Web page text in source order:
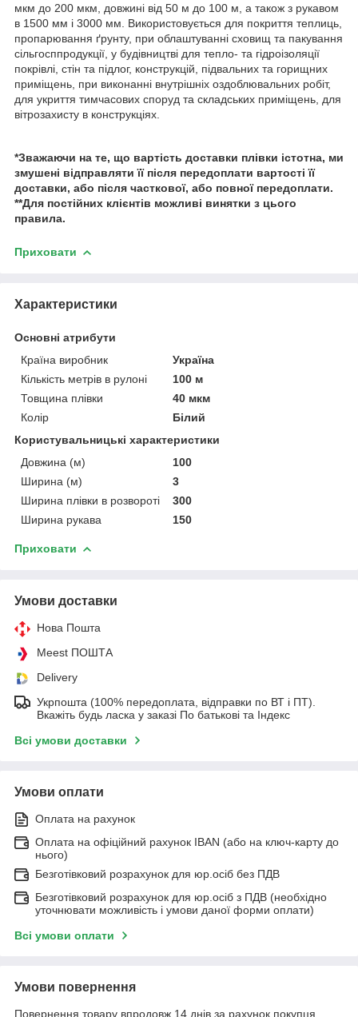
мкм до 200 мкм, довжині від 50 м до 100 м, а також з рукавом
в 1500 мм і 3000 мм. Використовується для покриття теплиць,
пропарювання ґрунту, при облаштуванні сховищ та пакування
сільгосппродукції, у будівництві для тепло- та гідроізоляції
покрівлі, стін та підлог, конструкцій, підвальних та горищних
приміщень, при виконанні внутрішніх оздоблювальних робіт,
для укриття тимчасових споруд та складських приміщень, для
вітрозахисту в конструкціях.
*Зважаючи на те, що вартість доставки плівки істотна, ми
змушені відправляти її після передоплати вартості її
доставки, або після часткової, або повної передоплати.
**Для постійних клієнтів можливі винятки з цього
правила.
Приховати
Характеристики
Основні атрибути
Країна виробник
Україна
Кількість метрів в рулоні
100 м
Товщина плівки
40 мкм
Колір
Білий
Користувальницькі характеристики
Довжина (м)
100
Ширина (м)
3
Ширина плівки в розвороті
300
Ширина рукава
150
Приховати
Умови доставки
Нова Пошта
Meest ПОШТА
Delivery
Укрпошта (100% передоплата, відправки по ВТ і ПТ).
Вкажіть будь ласка у заказі По батькові та Індекс
Всі умови доставки
Умови оплати
Оплата на рахунок
Оплата на офіційний рахунок IBAN (або на ключ-карту до
нього)
Безготівковий розрахунок для юр.осіб без ПДВ
Безготівковий розрахунок для юр.осіб з ПДВ (необхідно
уточнювати можливість і умови даної форми оплати)
Всі умови оплати
Умови повернення
Повернення товару впродовж 14 днів за рахунок покупця